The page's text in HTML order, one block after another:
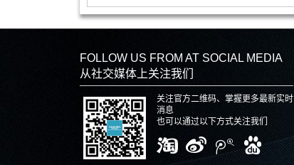
FOLLOW US FROM AT SOCIAL MEDIA
从社交媒体上关注我们
关注官方二维码、掌握更多最新实时
消息
也可以通过以下方式关注我们